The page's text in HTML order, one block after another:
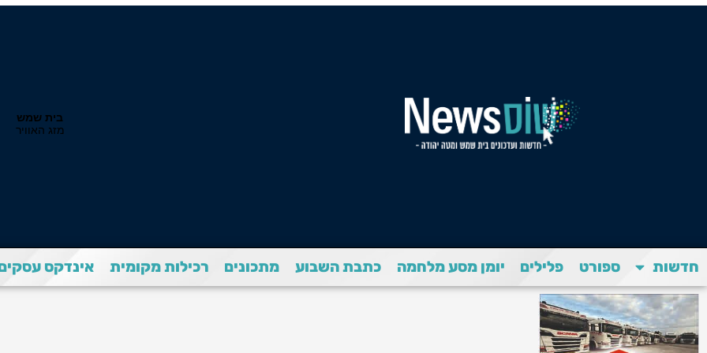
חדשות ספורט פלילים יומן מסע מלחמה כתבת השבוע מתכונים רכילות מקומית אינדקס